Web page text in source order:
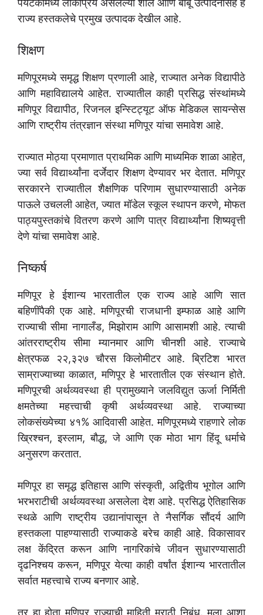
पर्यटकांमध्ये लोकप्रिय असलेल्या शाल आणि बांबू उत्पादनांसह हे
राज्य हस्तकलेचे प्रमुख उत्पादक देखील आहे.
शिक्षण
मणिपूरमध्ये समृद्ध शिक्षण प्रणाली आहे, राज्यात अनेक विद्यापीठे
आणि महाविद्यालये आहेत. राज्यातील काही प्रसिद्ध संस्थांमध्ये
मणिपूर विद्यापीठ, रिजनल इन्स्टिट्यूट ऑफ मेडिकल सायन्सेस
आणि राष्ट्रीय तंत्रज्ञान संस्था मणिपूर यांचा समावेश आहे.
राज्यात मोठ्या प्रमाणात प्राथमिक आणि माध्यमिक शाळा आहेत,
ज्या सर्व विद्यार्थ्यांना दर्जेदार शिक्षण देण्यावर भर देतात. मणिपूर
सरकारने राज्यातील शैक्षणिक परिणाम सुधारण्यासाठी अनेक
पाऊले उचलली आहेत, ज्यात मॉडेल स्कूल स्थापन करणे, मोफत
पाठ्यपुस्तकांचे वितरण करणे आणि पात्र विद्यार्थ्यांना शिष्यवृत्ती
देणे यांचा समावेश आहे.
निष्कर्ष
मणिपूर हे ईशान्य भारतातील एक राज्य आहे आणि सात
बहिणींपैकी एक आहे. मणिपूरची राजधानी इम्फाळ आहे आणि
राज्याची सीमा नागालँड, मिझोराम आणि आसामशी आहे. त्याची
आंतरराष्ट्रीय सीमा म्यानमार आणि चीनशी आहे. राज्याचे
क्षेत्रफळ २२,३२७ चौरस किलोमीटर आहे. ब्रिटिश भारत
साम्राज्याच्या काळात, मणिपूर हे भारतातील एक संस्थान होते.
मणिपूरची अर्थव्यवस्था ही प्रामुख्याने जलविद्युत ऊर्जा निर्मिती
क्षमतेच्या महत्त्वाची कृषी अर्थव्यवस्था आहे. राज्याच्या
लोकसंख्येच्या ४१% आदिवासी आहेत. मणिपूरमध्ये राहणारे लोक
ख्रिश्चन, इस्लाम, बौद्ध, जे आणि एक मोठा भाग हिंदू धर्माचे
अनुसरण करतात.
मणिपूर हा समृद्ध इतिहास आणि संस्कृती, अद्वितीय भूगोल आणि
भरभराटीची अर्थव्यवस्था असलेला देश आहे. प्रसिद्ध ऐतिहासिक
स्थळे आणि राष्ट्रीय उद्यानांपासून ते नैसर्गिक सौंदर्य आणि
हस्तकला पाहण्यासाठी राज्याकडे बरेच काही आहे. विकासावर
लक्ष केंद्रित करून आणि नागरिकांचे जीवन सुधारण्यासाठी
दृढनिश्चय करून, मणिपूर येत्या काही वर्षांत ईशान्य भारतातील
सर्वात महत्त्वाचे राज्य बनणार आहे.
तर हा होता मणिपूर राज्याची माहिती मराठी निबंध. मला आशा